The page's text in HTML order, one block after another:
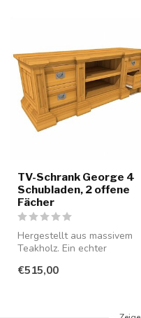
TV-Schrank George 4
Schubladen, 2 offene
Fächer
Hergestellt aus massivem
Teakholz. Ein echter
€515,00